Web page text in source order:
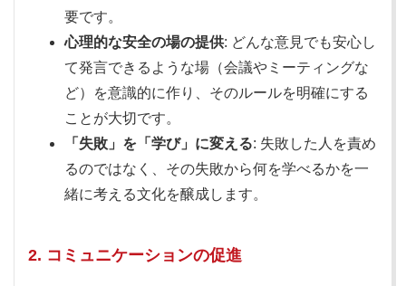
要です。
心理的な安全の場の提供: どんな意見でも安心し
て発言できるような場（会議やミーティングな
ど）を意識的に作り、そのルールを明確にする
ことが大切です。
「失敗」を「学び」に変える: 失敗した人を責め
るのではなく、その失敗から何を学べるかを一
緒に考える文化を醸成します。
2. コミュニケーションの促進